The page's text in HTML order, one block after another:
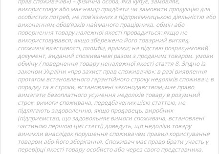
використовує або має намір придбати чи замовити продукцію для
особистих потреб, не пов’язаних з підприємницькою діяльністю або
виконанням обов’язків найманого працівника. обмін або
повернення товару належної якості провадиться: якщо не
використовувався; якщо збережено його товарний вигляд,
споживчі властивості, пломби, ярлики; на підставі розрахунковий
документ, виданий споживачеві разом з проданим товаром. умови
обміну / повернення товару неналежної якості стаття 8. Згідно із
законом України «про захист прав споживачів»: в разі виявлення
протягом встановленого гарантійного строку недоліків споживач, в
порядку та в строки, встановлені законодавством, має право
вимагати безоплатного усунення недоліків товару в розумний
строк. вимоги споживача, передбачених цією статтею, не
підлягають задоволенню, якщо продавець, виробник
(підприємство, що задовольняє вимоги споживача, встановлені
частиною першою цієї статті) доведуть, що недоліки товару
виникли внаслідок порушення споживачем правил користування
товаром або його зберігання. Споживач має право брати участь у
перевірці якості товару особисто або через свого представника.